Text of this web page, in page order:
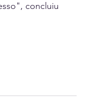
concluiu